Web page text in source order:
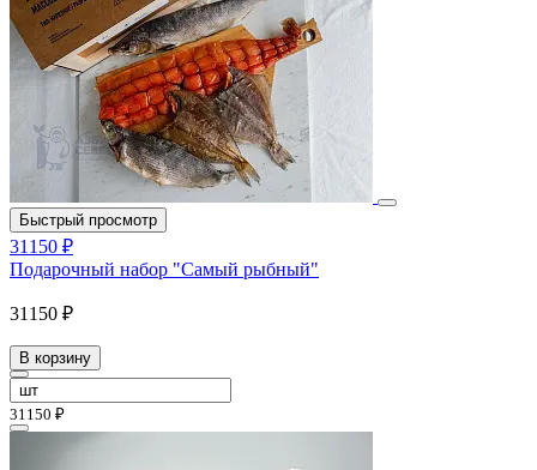
Быстрый просмотр
31150 ₽
Подарочный набор "Самый рыбный"
31150 ₽
В корзину
31150 ₽